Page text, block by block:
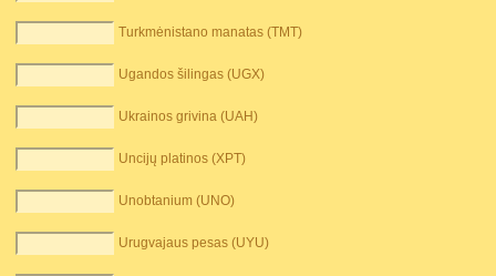
Turkmėnistano manatas (TMT)
Ugandos šilingas (UGX)
Ukrainos grivina (UAH)
Uncijų platinos (XPT)
Unobtanium (UNO)
Urugvajaus pesas (UYU)